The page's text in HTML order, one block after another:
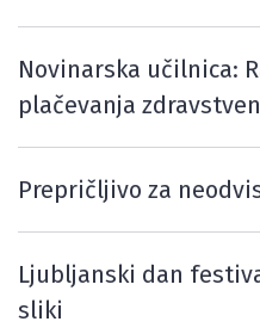
Novinarska učilnica:
plačevanja
Prepričljivo za
Ljubljanski dan
sliki